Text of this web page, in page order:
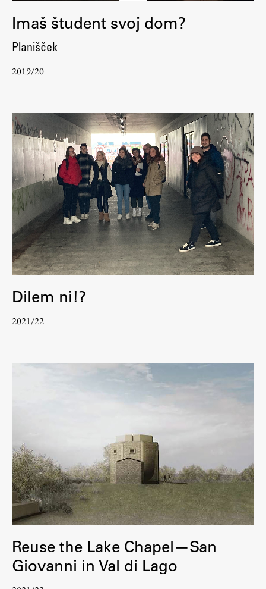
Imaš študent svoj dom?
Planišček
2019/20
Dilem ni!?
2021/22
Reuse the Lake Chapel—San
Giovanni in Val di Lago